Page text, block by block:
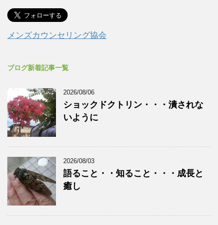
メンズカウンセリング協会
ブログ新着記事一覧
2026/08/06
ショックドクトリン・・・潰されな
いように
2026/08/03
語ること・・知ること・・・成長と
癒し